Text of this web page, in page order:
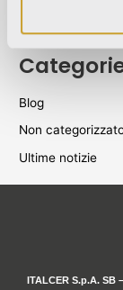
Blog
Non
Ultime notizie
ITALCER S.p.A. SB